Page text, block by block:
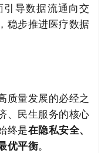
引导数据流通向交
稳步推进医疗数据
质量发展的必经之
、民生服务的核心
终是在隐私安全、
优平衡。